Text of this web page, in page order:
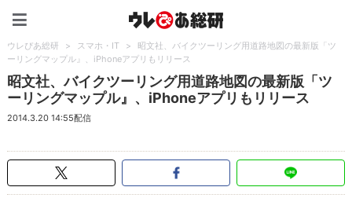
ウレぴあ総研 > スマホ・IT >
昭文社、バイクツーリング用道路地図の最新版「ツ
ーリングマップル』、iPhoneアプリもリリース
昭文社、バイクツーリング用道路地図の最新版「ツ
ーリングマップル』、iPhoneアプリもリリース
2014.3.20 14:55配信